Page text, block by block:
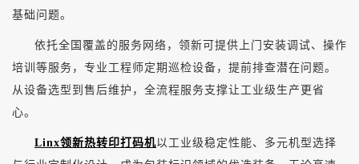
基础问题。
依托全国覆盖的服务网络，领新可提供上门安装调试、操作
培训等服务，专业工程师定期巡检设备，提前排查潜在问题。
从设备选型到售后维护，全流程服务支撑让工业级生产更省
心。
Linx领新热转印打码机以工业级稳定性能、多元机型选择